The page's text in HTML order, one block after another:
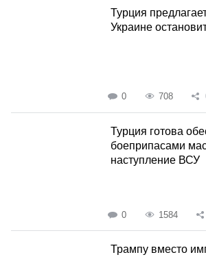
Турция
Украине
0 708
Турция готова
боеприпасами
наступление ВСУ
0 1584
Трампу вместо